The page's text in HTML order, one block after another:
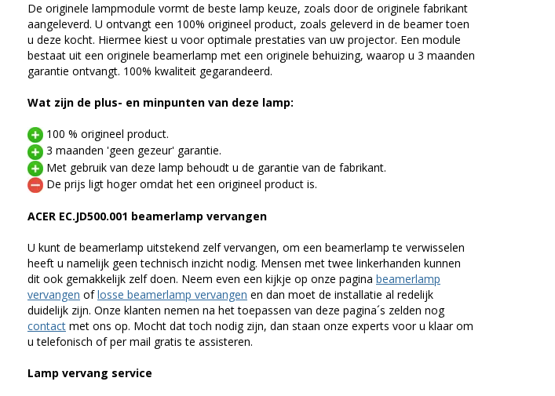
De originele lampmodule vormt de beste lamp keuze, zoals door de originele fabrikant
aangeleverd. U ontvangt een 100% origineel product, zoals geleverd in de beamer toen
u deze kocht. Hiermee kiest u voor optimale prestaties van uw projector. Een module
bestaat uit een originele beamerlamp met een originele behuizing, waarop u 3 maanden
garantie ontvangt. 100% kwaliteit gegarandeerd.
Wat zijn de plus- en minpunten van deze lamp:
100 % origineel product.
3 maanden 'geen gezeur' garantie.
Met gebruik van deze lamp behoudt u de garantie van de fabrikant.
De prijs ligt hoger omdat het een origineel product is.
ACER EC.JD500.001 beamerlamp vervangen
U kunt de beamerlamp uitstekend zelf vervangen, om een beamerlamp te verwisselen
heeft u namelijk geen technisch inzicht nodig. Mensen met twee linkerhanden kunnen
dit ook gemakkelijk zelf doen. Neem even een kijkje op onze pagina beamerlamp
vervangen oflosse beamerlamp vervangen en dan moet de installatie al redelijk
duidelijk zijn. Onze klanten nemen na het toepassen van deze pagina´s zelden nog
contact met ons op. Mocht dat toch nodig zijn, dan staan onze experts voor u klaar om
u telefonisch of per mail gratis te assisteren.
Lamp vervang service